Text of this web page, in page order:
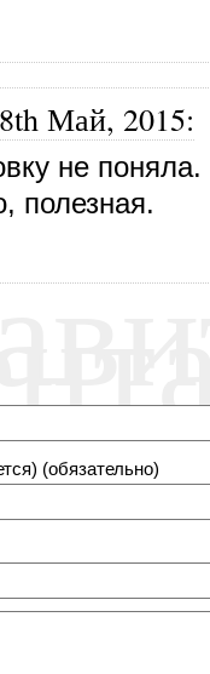
8th Май, 2015:
не поняла.
полезная.
(обязательно)